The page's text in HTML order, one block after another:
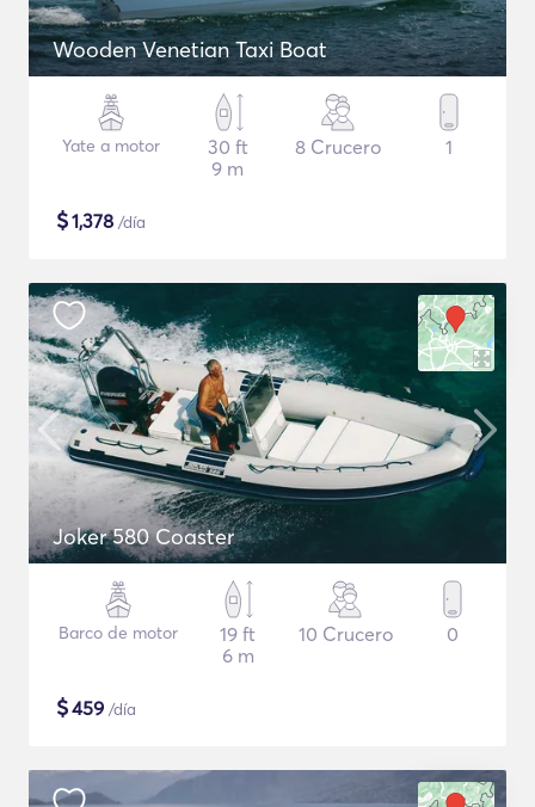
Wooden Venetian Taxi Boat
Yate a motor
30 ft
9 m
8 Crucero 1
$1,378 /día
Joker 580 Coaster
Barco de motor
19 ft
6 m
10 Crucero 0
$459 /día